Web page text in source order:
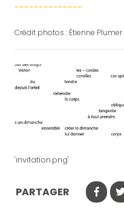
--------------
Crédit photos : Étienne
'invitation.png'
PARTAGER